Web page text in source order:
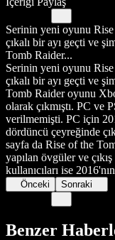
Serinin yeni oyunu
çıkalı bir ayı geçti ve
Tomb Raider...
Serinin yeni oyunu
çıkalı bir ayı geçti ve
Tomb Raider oyunu
olarak çıkmıştı. PC ve
verilmemişti. PC için
dördüncü çeyreğinde
sayfa da Rise of the
yapılan övgüler ve
kullanıcıları ise
Önceki Sonraki
Benzer